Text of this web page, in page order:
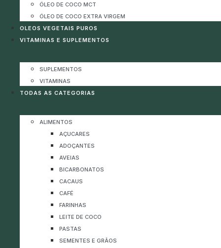
ÓLEO DE COCO MCT
ÓLEO DE COCO EXTRA VIRGEM
OLEOS VEGETAIS PUROS
VITAMINAS E SUPLEMENTOS
SUPLEMENTOS
VITAMINAS
TODAS AS CATEGORIAS
ALIMENTOS
AÇUCARES
ADOÇANTES
AVEIAS
BICARBONATOS
CACAUS
CAFÉ
FARINHAS
LEITE DE COCO
PASTAS
SEMENTES E GRÃOS